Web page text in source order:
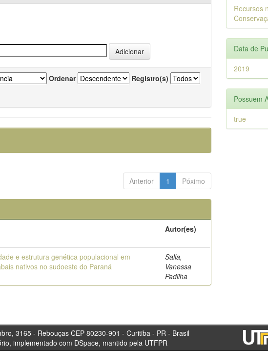
Ordenar Registro(s)
Anterior 1 Póximo
Autor(es)
e estrutura genética populacional em
nativos no sudoeste do Paraná
Salla,
Vanessa
Padilha
Recursos
Data de
2019
Possuem
true
- Rebouças CEP 80230-901 - Curitiba - PR - Brasil
implementado com DSpace, mantido pela UTFPR